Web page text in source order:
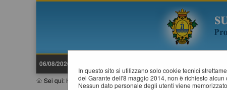
06/08/2026 14:48
Sei qui: Home»Informazioni»Help desk operatori economici
In questo sito si utilizzano solo cookie tecnici
del Garante dell'8 maggio 2014, non è richiesto
Nessun dato personale degli utenti viene